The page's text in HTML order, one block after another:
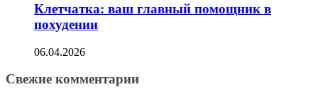
Клетчатка: ваш главный помощник в
похудении
06.04.2026
Свежие комментарии